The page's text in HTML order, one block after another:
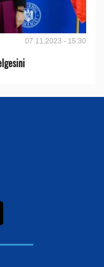
07.11.2023 - 15:30